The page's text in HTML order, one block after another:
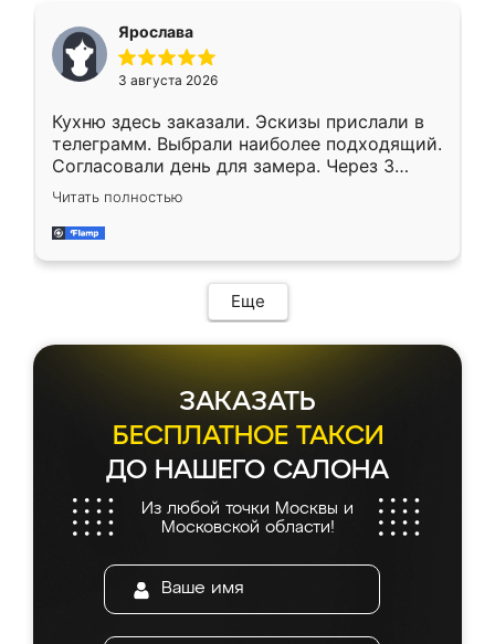
Ярослава
3 августа 2026
Кухню здесь заказали. Эскизы прислали в
телеграмм. Выбрали наиболее подходящий.
Согласовали день для замера. Через 3
недели кухня была уже готова. Остались
довольны работой. Спасибо Ренессанс
мебель за качественную работу!
Читать полностью
Еще
ЗАКАЗАТЬ
БЕСПЛАТНОЕ ТАКСИ
ДО НАШЕГО САЛОНА
Из любой точки Москвы и
Московской области!